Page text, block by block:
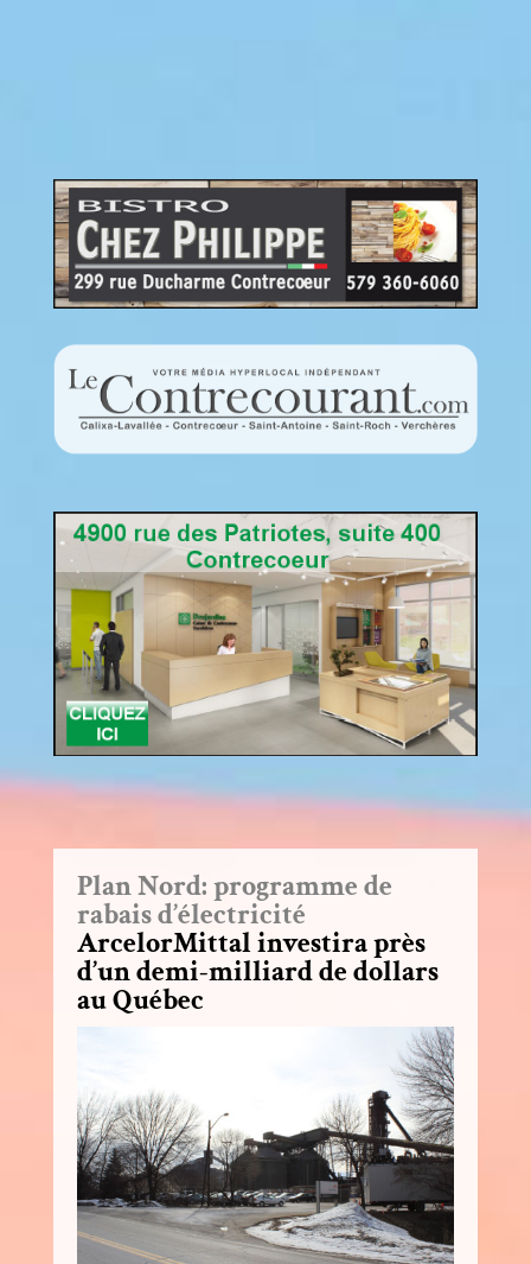
Plan Nord: programme de
rabais d’électricité
ArcelorMittal investira près
d’un demi-milliard de dollars
au Québec